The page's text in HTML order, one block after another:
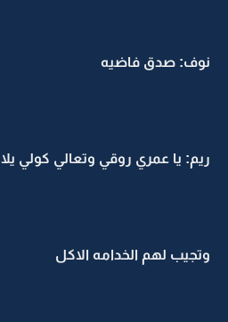
نوف: صدق فاضيه
ريم: يا عمري روقي وتعالي كولي يلا
وتجيب لهم الخدامه الاكل